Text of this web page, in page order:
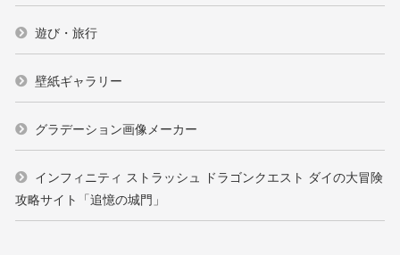
遊び・旅行
壁紙ギャラリー
グラデーション画像メーカー
インフィニティ ストラッシュ ドラゴンクエスト ダイの大冒険
攻略サイト「追憶の城門」